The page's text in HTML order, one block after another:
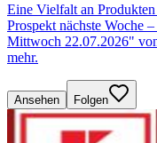
Eine Vielfalt an
Prospekt nächste Woche
Mittwoch 22.07.2026"
mehr.
Ansehen Folgen